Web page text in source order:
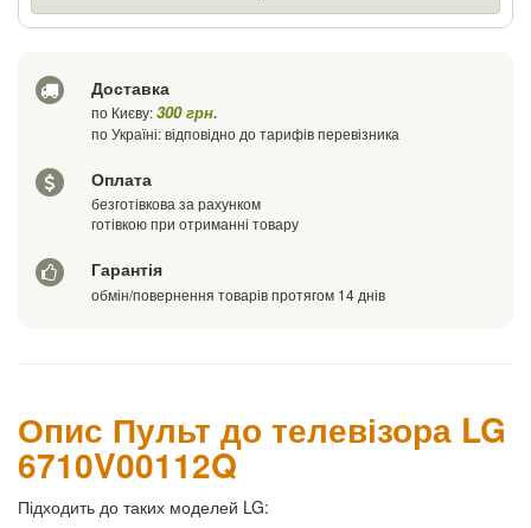
Ціна
Ваш телефон
Де знайшли (Url посилання)
Доставка
по Києву:300 грн.
по Україні: відповідно до тарифів перевізника
Оплата
безготівкова за рахунком
готівкою при отриманні товару
Гарантія
обмін/повернення товарів протягом 14 днів
Опис Пульт до телевізора LG
6710V00112Q
Підходить до таких моделей LG: